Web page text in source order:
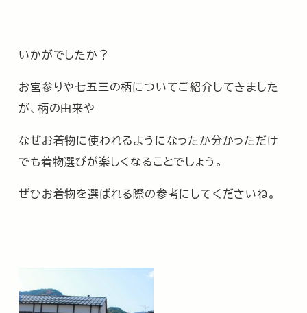
いかがでしたか？
お宮参りや七五三の柄についてご紹介してきました
が、柄の由来や
なぜお着物に使われるようになったか分かっただけ
でも着物選びが楽しくなることでしょう。
ぜひお着物を選ばれる際の参考にしてくださいね。